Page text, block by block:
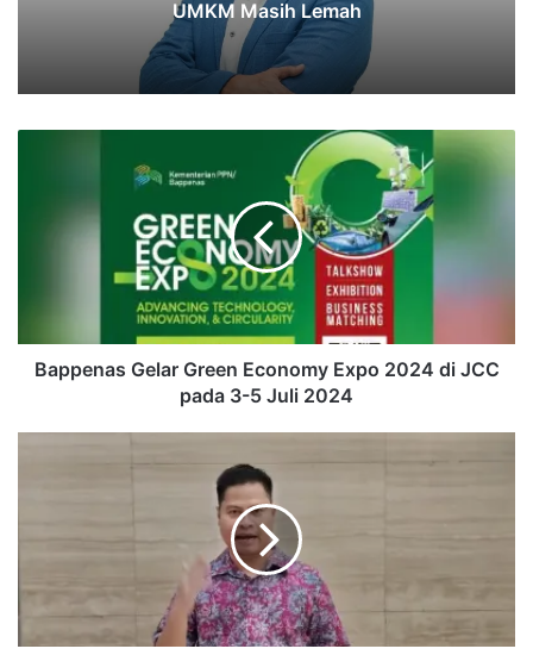
UMKM Masih Lemah‎‎
pada
Bappenas Gelar Green Economy Expo 2024 di JCC
pada 3-5 Juli 2024
Gesekan
Konflik
Horizontal